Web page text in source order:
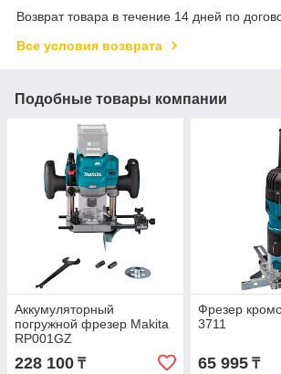
Возврат товара в течение 14 дней по
Все условия возврата
Подобные товары компании
Аккумуляторный
погружной фрезер Makita
RP001GZ
228 100 ₸
Фрезер
3711
65 995₸